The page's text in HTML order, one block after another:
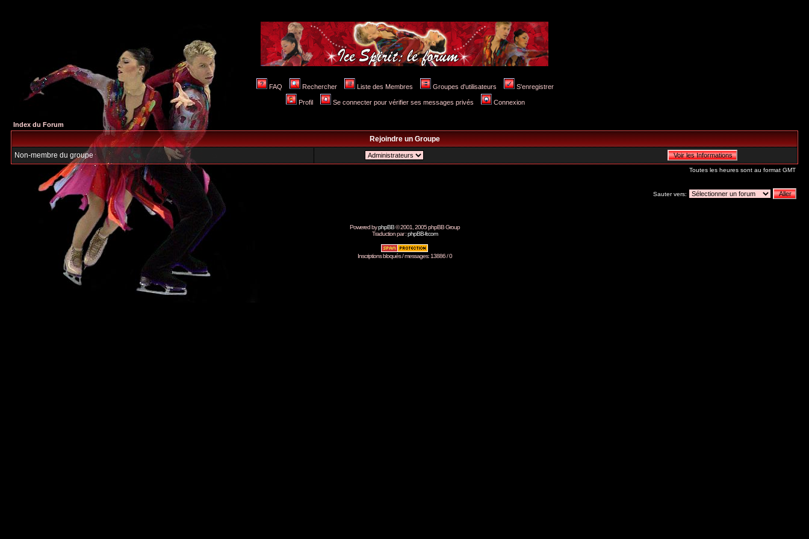
FAQ Rechercher Liste des Membres Groupes d'utilisateurs S'enregistrer
Profil Se connecter pour vérifier ses messages privés Connexion
Index du Forum
Rejoindre un Groupe
Non-membre du groupe
Toutes les heures sont au format GMT
Sauter vers:
Powered byphpBB© 2001, 2005 phpBB Group
Traduction par :phpBB-fr.com
Inscriptions bloqués / messages: 13886 / 0